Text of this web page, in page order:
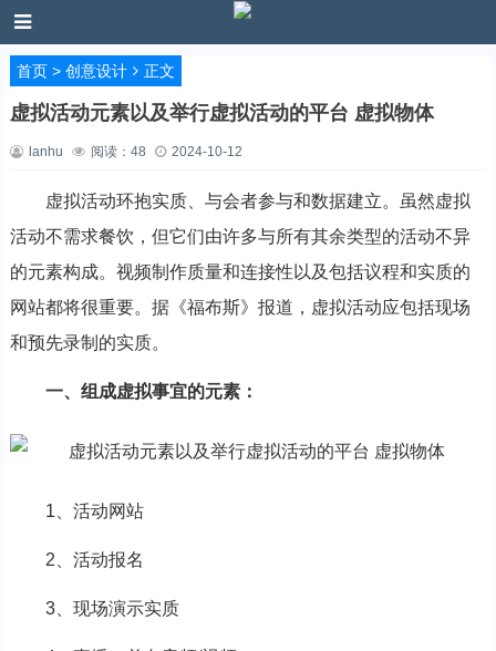
首页> 创意设计 正文
虚拟活动元素以及举行虚拟活动的平台 虚拟物体
lanhu 阅读： 48 2024-10-12
虚拟活动环抱实质、与会者参与和数据建立。虽然虚拟
活动不需求餐饮，但它们由许多与所有其余类型的活动不异
的元素构成。视频制作质量和连接性以及包括议程和实质的
网站都将很重要。据《福布斯》报道，虚拟活动应包括现场
和预先录制的实质。
一、组成虚拟事宜的元素：
1、活动网站
2、活动报名
3、现场演示实质